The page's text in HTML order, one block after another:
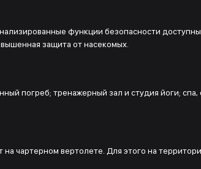
функции безопасности доступны
защита от насекомых.
погреб; тренажерный зал и студия йоги; спа,
чартерном вертолете. Для этого на